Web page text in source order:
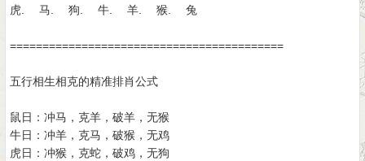
虎. 马. 狗. 牛. 羊. 猴. 兔
==========================================
五行相生相克的精准排肖公式
鼠日：冲马，克羊，破羊，无猴
牛日：冲羊，克马，破猴，无鸡
虎日：冲猴，克蛇，破鸡，无狗